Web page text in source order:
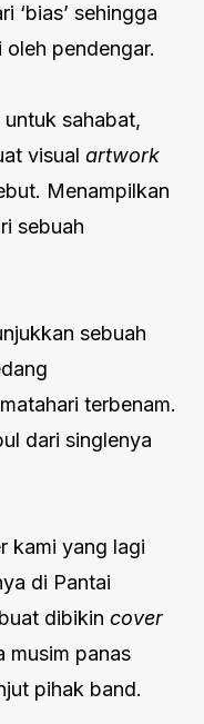
‘bias’ sehingga
pendengar.
sahabat,
visual artwork
Menampilkan
sebuah
sebuah
terbenam.
dari singlenya
kami yang lagi
di Pantai
dibikin cover
musim panas
pihak band.